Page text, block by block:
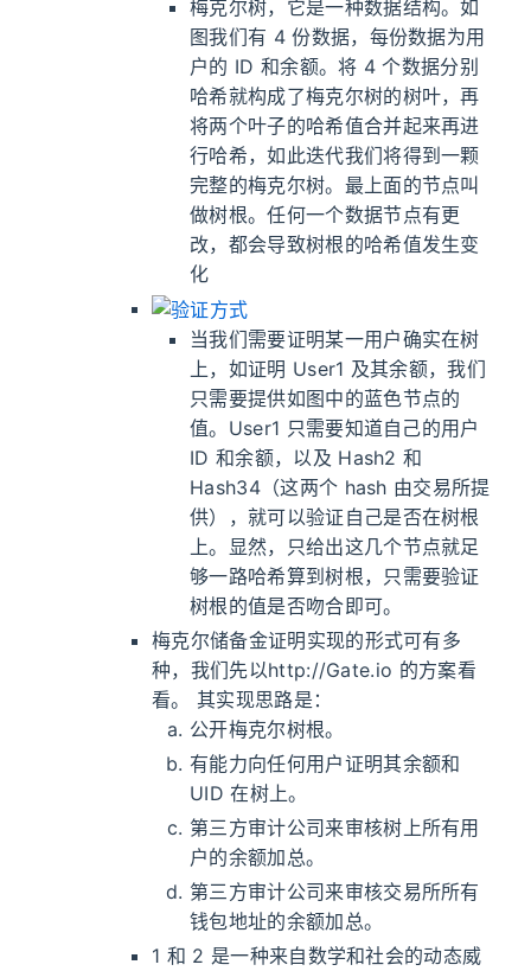
梅克尔树，它是一种数据结构。如
图我们有 4 份数据，每份数据为用
户的 ID 和余额。将 4 个数据分别
哈希就构成了梅克尔树的树叶，再
将两个叶子的哈希值合并起来再进
行哈希，如此迭代我们将得到一颗
完整的梅克尔树。最上面的节点叫
做树根。任何一个数据节点有更
改，都会导致树根的哈希值发生变
化
当我们需要证明某一用户确实在树
上，如证明 User1 及其余额，我们
只需要提供如图中的蓝色节点的
值。User1 只需要知道自己的用户
ID 和余额，以及 Hash2 和
Hash34（这两个 hash 由交易所提
供），就可以验证自己是否在树根
上。显然，只给出这几个节点就足
够一路哈希算到树根，只需要验证
树根的值是否吻合即可。
梅克尔储备金证明实现的形式可有多
种，我们先以http://Gate.io 的方案看
看。 其实现思路是：
公开梅克尔树根。
有能力向任何用户证明其余额和
UID 在树上。
第三方审计公司来审核树上所有用
户的余额加总。
第三方审计公司来审核交易所所有
钱包地址的余额加总。
1 和 2 是一种来自数学和社会的动态威